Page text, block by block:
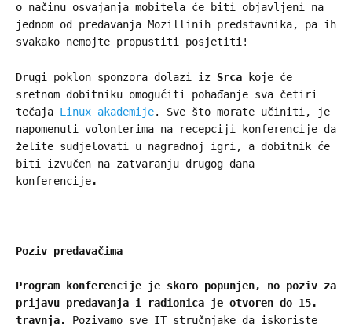
o načinu osvajanja mobitela će biti objavljeni na
jednom od predavanja Mozillinih predstavnika, pa ih
svakako nemojte propustiti posjetiti!
Drugi poklon sponzora dolazi iz Srca koje će
sretnom dobitniku omogućiti pohađanje sva četiri
tečaja Linux akademije. Sve što morate učiniti, je
napomenuti volonterima na recepciji konferencije da
želite sudjelovati u nagradnoj igri, a dobitnik će
biti izvučen na zatvaranju drugog dana
konferencije.
Poziv predavačima
Program konferencije je skoro popunjen, no poziv za
prijavu predavanja i radionica je otvoren do 15.
travnja.
Pozivamo sve IT stručnjake da iskoriste